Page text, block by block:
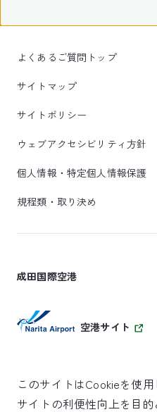
よくあるご質問トップ
サイトマップ
サイトポリシー
ウェブアクセシビリティ方針
個人情報・特定個人情報保護
規程類・取り決め
成田国際空港
空港サイト
このサイトはCookieを使用
サイトの利便性向上を目